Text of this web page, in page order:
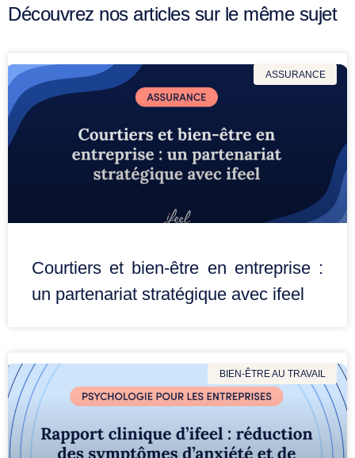
Découvrez nos articles sur le même sujet
ASSURANCE
Courtiers et bien-être en entreprise :
un partenariat stratégique avec ifeel
BIEN-ÊTRE AU TRAVAIL